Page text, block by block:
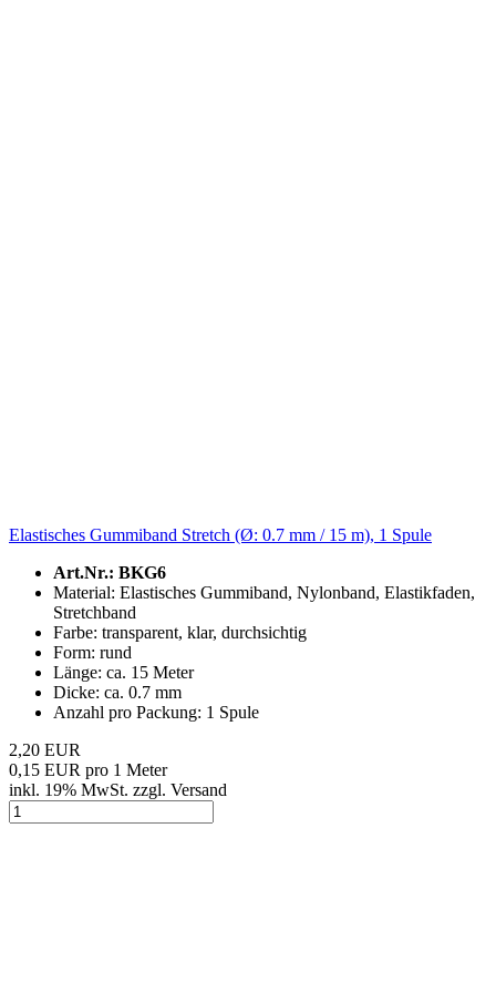
Elastisches Gummiband Stretch (Ø: 0.7 mm / 15 m), 1 Spule
Art.Nr.: BKG6
Material: Elastisches Gummiband, Nylonband, Elastikfaden,
Stretchband
Farbe: transparent, klar, durchsichtig
Form: rund
Länge: ca. 15 Meter
Dicke: ca. 0.7 mm
Anzahl pro Packung: 1 Spule
2,20 EUR
0,15 EUR pro 1 Meter
inkl. 19% MwSt. zzgl. Versand